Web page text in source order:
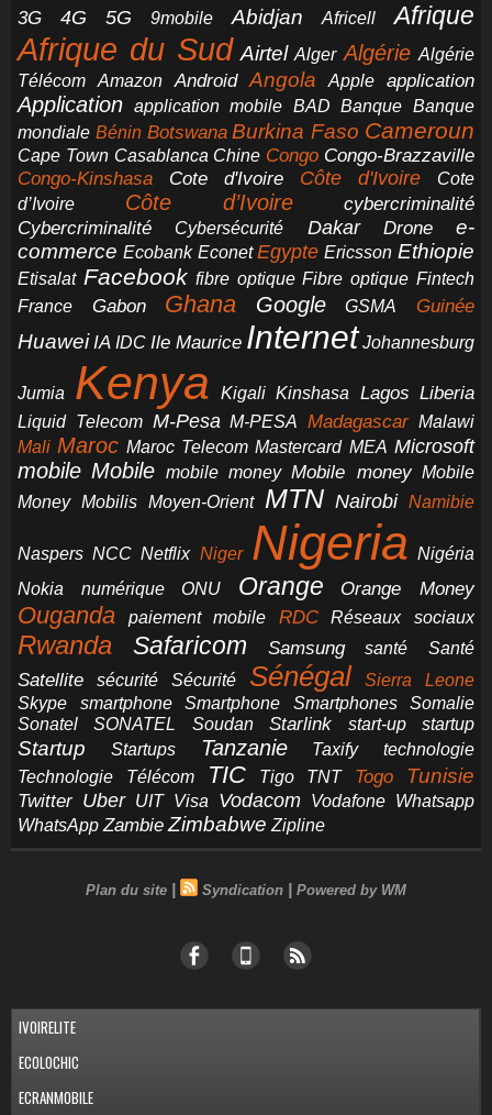
3G 4G 5G 9mobile Abidjan Africell Afrique
Afrique du Sud Airtel Alger Algérie Algérie
Télécom
Amazon Android Angola Apple application
Application application mobile BAD Banque Banque
mondiale Bénin Botswana Burkina Faso Cameroun
Cape Town Casablanca Chine Congo Congo-Brazzaville
Congo-Kinshasa Cote d'Ivoire Côte d'Ivoire
Cote
d’Ivoire
Côte d’Ivoire
cybercriminalité
Cybercriminalité
Cybersécurité Dakar Drone
e-
commerce Ecobank Econet Egypte Ericsson Ethiopie
Etisalat Facebook fibre optique Fibre optique Fintech
France
Gabon Ghana Google GSMA Guinée
Huawei IA IDC Ile Maurice Internet Johannesburg
Jumia Kenya Kigali Kinshasa Lagos Liberia
Liquid Telecom M-Pesa M-PESA Madagascar Malawi
Mali Maroc Maroc Telecom Mastercard MEA Microsoft
mobile Mobile mobile money Mobile money Mobile
Money Mobilis Moyen-Orient MTN Nairobi Namibie
Naspers NCC Netflix Niger Nigeria Nigéria
Nokia
numérique ONU Orange Orange Money
Ouganda paiement mobile RDC Réseaux sociaux
Rwanda Safaricom Samsung santé Santé
Satellite sécurité Sécurité Sénégal
Sierra Leone
Skype
smartphone Smartphone Smartphones
Somalie
Sonatel
SONATEL Soudan Starlink start-up startup
Startup Startups Tanzanie Taxify
technologie
Technologie
Télécom TIC Tigo TNT Togo Tunisie
Twitter Uber UIT Visa Vodacom Vodafone Whatsapp
WhatsApp Zambie Zimbabwe Zipline
Plan du site | Syndication | Powered by WM
IVOIRELITE
ECOLOCHIC
ECRANMOBILE